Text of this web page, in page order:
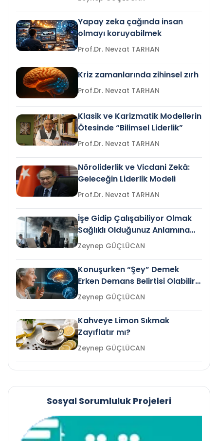
Yapay zeka çağında insan
olmayı koruyabilmek
Prof.Dr. Nevzat TARHAN
Kriz zamanlarında zihinsel zırh
Prof.Dr. Nevzat TARHAN
Klasik ve Karizmatik Modellerin
Ötesinde “Bilimsel Liderlik”
Prof.Dr. Nevzat TARHAN
Nöroliderlik ve Vicdani Zekâ:
Geleceğin Liderlik Modeli
Prof.Dr. Nevzat TARHAN
İşe Gidip Çalışabiliyor Olmak
Sağlıklı Olduğunuz Anlamına
Gelir mi?Zeynep GÜÇLÜCAN
Konuşurken “Şey” Demek
Erken Demans Belirtisi Olabilir
mi?
Zeynep GÜÇLÜCAN
Kahveye Limon Sıkmak
Zayıflatır mı?
Zeynep GÜÇLÜCAN
Sosyal Sorumluluk Projeleri